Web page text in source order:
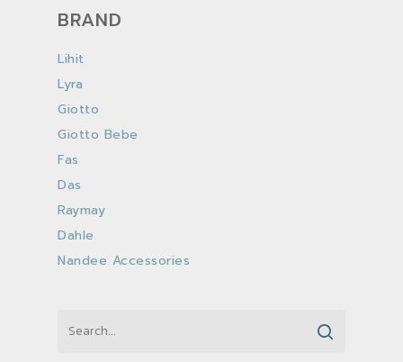
BRAND
Lihit
Lyra
Giotto
Giotto Bebe
Fas
Das
Raymay
Dahle
Nandee Accessories